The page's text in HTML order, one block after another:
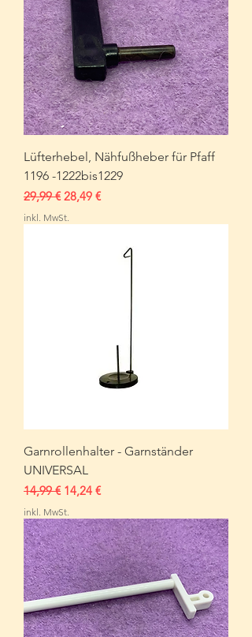
Lüfterhebel, Nähfußheber für Pfaff
1196 -1222bis1229
Standardpreis
29,99 € Sale-Preis
28,49 €
inkl. MwSt.
Garnrollenhalter - Garnständer
UNIVERSAL
Standardpreis
14,99 € Sale-Preis
14,24 €
inkl. MwSt.